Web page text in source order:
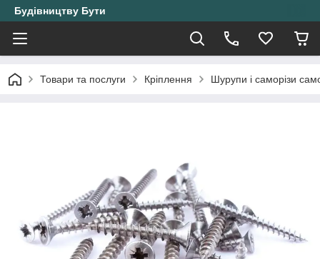
Будівництву Бути
Товари та послуги Кріплення Шурупи і саморізи